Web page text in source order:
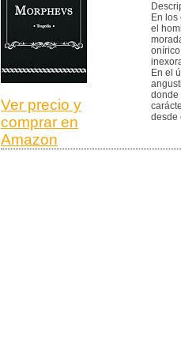
Ver precio y
comprar en
Amazon
En
el
En el
donde
desde